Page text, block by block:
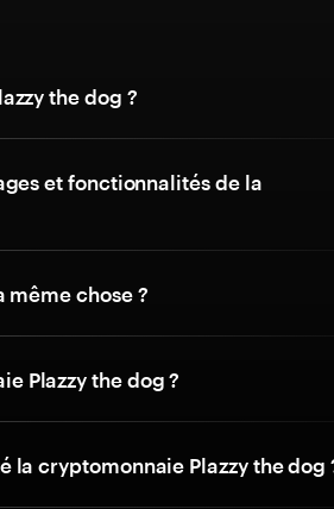
the dog ?
et fonctionnalités de la
même chose ?
Plazzy the dog ?
la cryptomonnaie Plazzy the dog